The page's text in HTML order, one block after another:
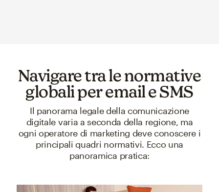
Navigare tra le normative
globali per email e SMS
Il panorama legale della comunicazione
digitale varia a seconda della regione, ma
ogni operatore di marketing deve conoscere i
principali quadri normativi. Ecco una
panoramica pratica: